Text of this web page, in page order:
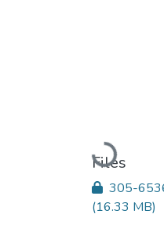
Loading...
Files
305-
(16.33 MB)